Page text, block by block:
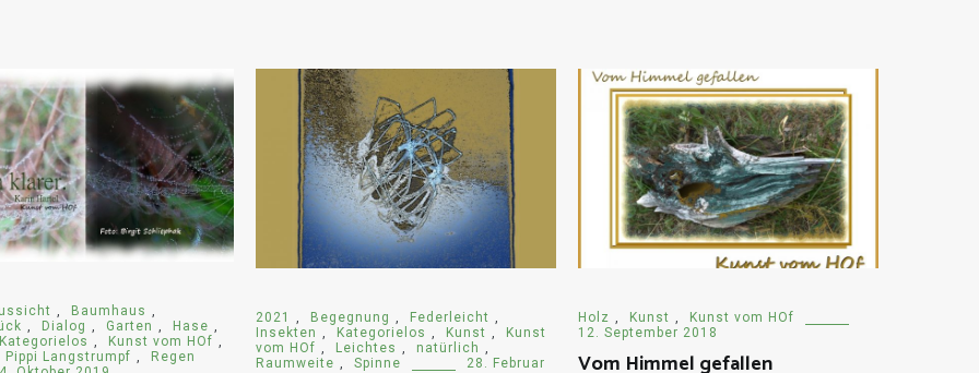
, Baumhaus ,
, Dialog , Garten , Hase ,
Kategorielos , Kunst vom HOf ,
Pippi Langstrumpf ,
Regen
2021 , Begegnung , Federleicht ,
Insekten , Kategorielos , Kunst ,
Kunst
vom HOf , Leichtes , natürlich ,
Raumweite , Spinne
28. Februar
Holz , Kunst ,
Kunst vom HOf
12. September 2018
Vom Himmel gefallen